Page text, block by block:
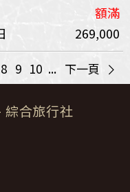
額滿
269,000
8 9 10 ... 下一頁 >
綜合旅行社